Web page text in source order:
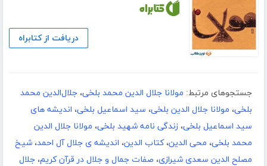
دریافت از کتابراه
جستجوهای مرتبط: مولانا جلال الدین محمد بلخی، جلال‌الدین محمد
بلخی، مولانا جلال الدین بلخی، سید اسماعیل بلخی، اندیشه های
سید اسماعیل بلخی، زندگی نامه شهید بلخی، مولانا جلال الدین
محمد بلخی، محی الدین،کتاب الدین، اندیشه ی جلال آل احمد، شیخ
مصلح الدین سعدی شیرازی، صفات جمال و جلال در قرآن کریم، جلال